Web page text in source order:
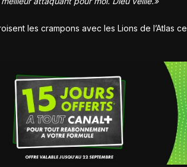
les crampons avec les Lions de l’Atlas ce